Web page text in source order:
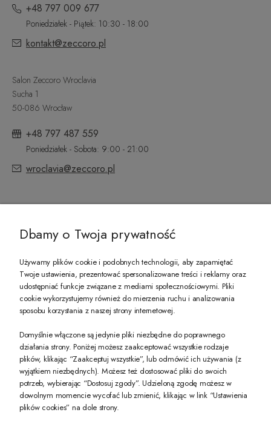
+48 797 009 677
Poniedziałek - Piątek: 10:30 - 18:00
kontakt@zeccoro.pl
Salon Zeccoro Wroclavia
Sucha 1
50-086 Wrocław
+48 797 487 559
Poniedziałek - Sobota: 9:00 - 21:00
wroclavia@zeccoro.pl
PREZENT DLA CIEBIE!
-10% na pierwsze zakupy na zeccoro.pl Gdy zapiszesz się do naszego
Twoje dane będą przetwarzane zgodnie z nasząpolityką prywatności
POKAŻ PEŁNĄ WERSJĘ STRONY
Dbamy o Twoja prywatność
Używamy plików cookie i podobnych technologii, aby zapamiętać
Twoje ustawienia, prezentować spersonalizowane treści i reklamy oraz
udostępniać funkcje związane z mediami społecznościowymi. Pliki
cookie wykorzystujemy również do mierzenia ruchu i analizowania
sposobu korzystania z naszej strony internetowej.
Domyślnie włączone są jedynie pliki niezbędne do poprawnego
działania strony. Poniżej możesz zaakceptować wszystkie rodzaje
plików, klikając “Zaakceptuj wszystkie”, lub odmówić ich używania (z
wyjątkiem niezbędnych). Możesz też dostosować pliki do swoich
potrzeb, wybierając “Dostosuj zgody”. Udzieloną zgodę możesz w
dowolnym momencie wycofać lub zmienić, klikając w link “Ustawienia
plików cookies” na dole strony.